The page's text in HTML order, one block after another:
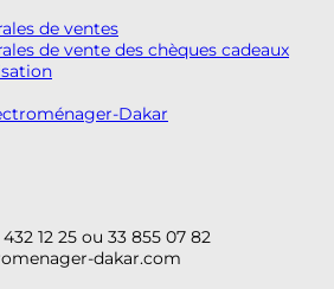
de ventes
de vente des chèques cadeaux
Dakar
12 25 ou 33 855 07 82
dakar.com